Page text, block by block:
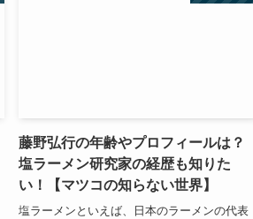
藤野弘行の年齢やプロフィールは？
塩ラーメン研究家の経歴も知りた
い！【マツコの知らない世界】
塩ラーメンといえば、日本のラーメンの代表